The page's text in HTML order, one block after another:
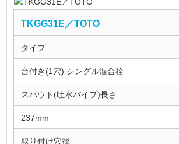
TKGG31E／TOTO
タイプ
台付き(1穴) シングル混合栓
スパウト(吐水パイプ)長さ
237mm
取り付け穴径